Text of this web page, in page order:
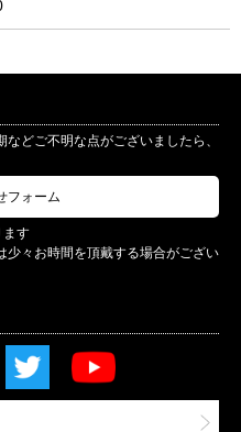
どご不明な点がございましたら、
フォーム
ます
少々お時間を頂戴する場合がござい